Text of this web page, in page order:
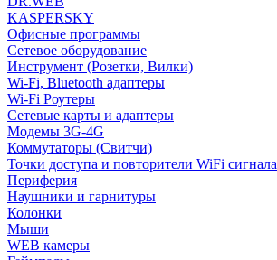
KASPERSKY
Офисные программы
Сетевое оборудование
Инструмент (Розетки, Вилки)
Wi-Fi, Bluetooth адаптеры
Wi-Fi Роутеры
Сетевые карты и адаптеры
Модемы 3G-4G
Коммутаторы (Свитчи)
Точки доступа и повторители WiFi сигнала
Периферия
Наушники и гарнитуры
Колонки
Мыши
WEB камеры